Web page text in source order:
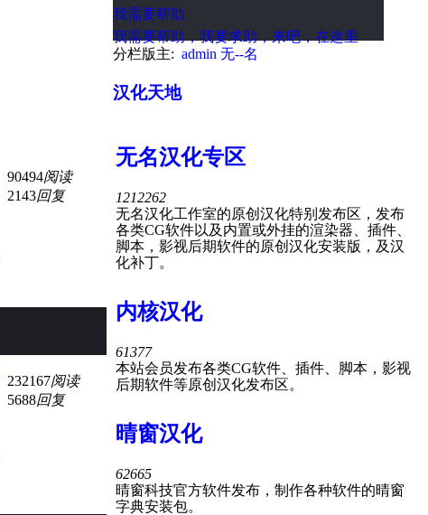
90494阅读
2143回复
232167阅读
5688回复
我需要帮助
我需要帮助，我要求助，来吧，在这里
分栏版主: admin 无--名
汉化天地
无名汉化专区
1212262
无名汉化工作室的原创汉化特别发布区，发布
各类CG软件以及内置或外挂的渲染器、插件、
脚本，影视后期软件的原创汉化安装版，及汉
化补丁。
内核汉化
61377
本站会员发布各类CG软件、插件、脚本，影视
后期软件等原创汉化发布区。
晴窗汉化
62665
晴窗科技官方软件发布，制作各种软件的晴窗
字典安装包。